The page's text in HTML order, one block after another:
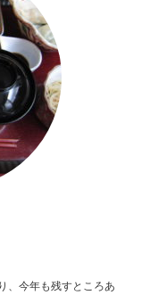
、今年も残すところあ